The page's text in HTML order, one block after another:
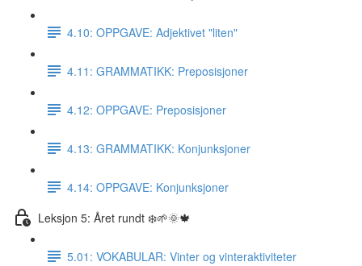
4.10: OPPGAVE: Adjektivet "liten"
4.11: GRAMMATIKK: Preposisjoner
4.12: OPPGAVE: Preposisjoner
4.13: GRAMMATIKK: Konjunksjoner
4.14: OPPGAVE: Konjunksjoner
Leksjon 5: Året rundt ❄️🌱🌞🍁
5.01: VOKABULAR: Vinter og vinteraktiviteter